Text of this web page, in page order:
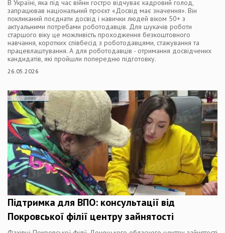
В Україні, яка під час війни гостро відчуває кадровий голод,
запрацював національний проєкт «Досвід має значення». Він
покликаний поєднати досвід і навички людей віком 50+ з
актуальними потребами роботодавців. Для шукачів роботи
старшого віку це можливість проходження безкоштовного
навчання, коротких співбесід з роботодавцями, стажування та
працевлаштування. А для роботодавців - отримання досвідчених
кандидатів, які пройшли попередню підготовку.
26.05.2026
Підтримка для ВПО: консультації від
Покровської філії центру зайнятості